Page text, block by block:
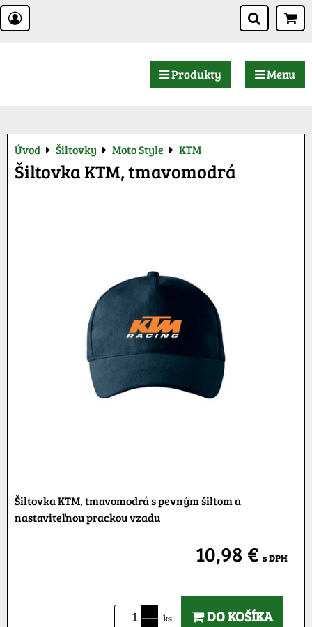
Produkty Menu
Úvod Šiltovky Moto Style KTM
Šiltovka KTM, tmavomodrá
Šiltovka KTM, tmavomodrá s pevným šiltom a
nastaviteľnou prackou vzadu
10,98 € s DPH
ks DO KOŠÍKA